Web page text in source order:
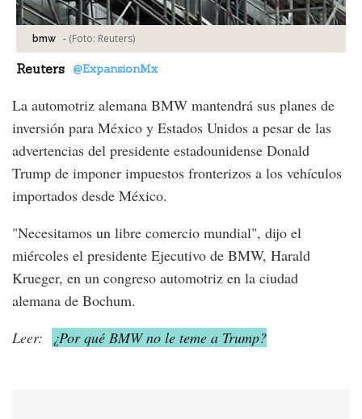
bmw - (Foto: Reuters)
Reuters @ExpansionMx
La automotriz alemana BMW mantendrá sus planes de
inversión para México y Estados Unidos a pesar de las
advertencias del presidente estadounidense Donald
Trump de imponer impuestos fronterizos a los vehículos
importados desde México.
"Necesitamos un libre comercio mundial", dijo el
miércoles el presidente Ejecutivo de BMW, Harald
Krueger, en un congreso automotriz en la ciudad
alemana de Bochum.
Leer:
¿Por qué BMW no le teme a Trump?